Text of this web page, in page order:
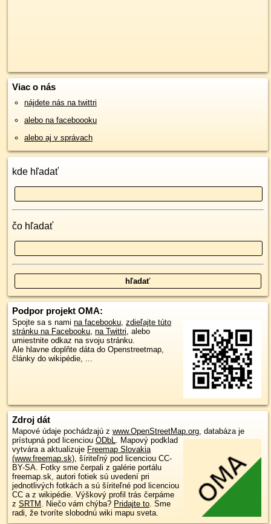
Viac o nás
nájdete nás na twittri
alebo na faceboooku
alebo aj v správach
kde hľadať
čo hľadať
Podpor projekt OMA:
Spojte sa s nami na facebooku, zdieľajte túto
stránku na Facebooku, na Twittri, alebo
umiestnite odkaz na svoju stránku.
Ale hlavne doplňte dáta do Openstreetmap,
články do wikipédie, ...
Zdroj dát
Mapové údaje pochádzajú z www.OpenStreetMap.org, databáza je
prístupná pod licenciou ODbL. Mapový podklad
vytvára a aktualizuje Freemap Slovakia
(www.freemap.sk), šíriteľný pod licenciou CC-
BY-SA. Fotky sme čerpali z galérie portálu
freemap.sk, autori fotiek sú uvedení pri
jednotlivých fotkách a sú šíriteľné pod licenciou
CC a z wikipédie. Výškový profil trás čerpáme
z SRTM . Niečo vám chýba? Pridajte to. Sme
radi, že tvoríte slobodnú wiki mapu sveta.